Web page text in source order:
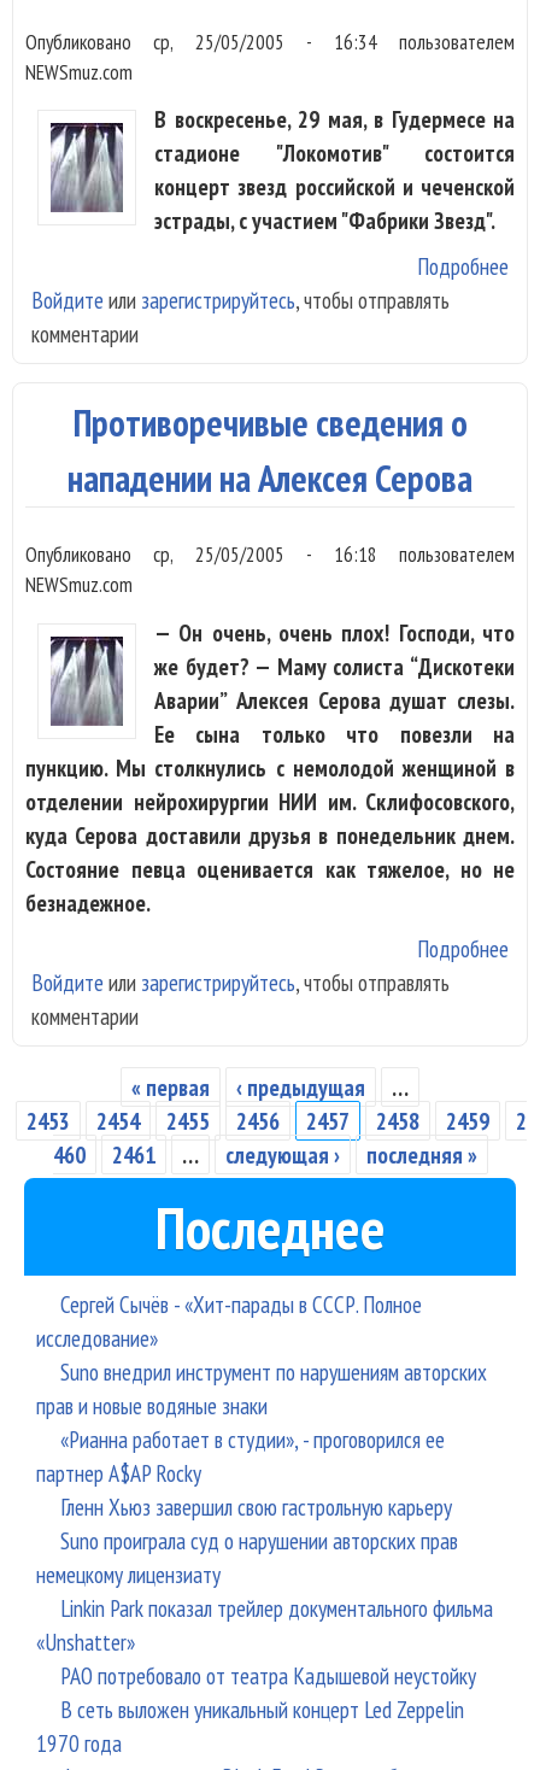
Опубликованоср, 25/05/2005 - 16:34пользователем
NEWSmuz.com
В воскресенье, 29 мая, в Гудермесе на
стадионе "Локомотив" состоится
концерт звезд российской и чеченской
эстрады, с участием "Фабрики Звезд".
Подробнее
Войдите или зарегистрируйтесь, чтобы отправлять
комментарии
Противоречивые сведения о
нападении на Алексея Серова
Опубликованоср, 25/05/2005 - 16:18 пользователем
NEWSmuz.com
— Он очень, очень плох! Господи, что
же будет? — Маму солиста “Дискотеки
Аварии” Алексея Серова душат слезы.
Ее сына только что повезли на
пункцию. Мы столкнулись с немолодой женщиной в
отделении нейрохирургии НИИ им. Склифосовского,
куда Серова доставили друзья в понедельник днем.
Состояние певца оценивается как тяжелое, но не
безнадежное.
Подробнее
Войдите или зарегистрируйтесь, чтобы отправлять
комментарии
Страницы
« первая ‹ предыдущая
…
2453
2454 2455 2456 2457 2458 2459
2
460
2461 … следующая › последняя »
Последнее
Сергей Сычёв - «Хит-парады в СССР. Полное
исследование»
Suno внедрил инструмент по нарушениям авторских
прав и новые водяные знаки
«Рианна работает в студии», - проговорился ее
партнер A$AP Rocky
Гленн Хьюз завершил свою гастрольную карьеру
Suno проиграла суд о нарушении авторских прав
немецкому лицензиату
Linkin Park показал трейлер документального фильма
«Unshatter»
РАО потребовало от театра Кадышевой неустойку
В сеть выложен уникальный концерт Led Zeppelin
1970 года